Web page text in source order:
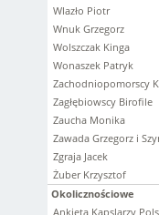
Wlazło Piotr
Wnuk Grzegorz
Wolszczak Kinga
Wonaszek Patryk
Zachodniopomorscy
Zagłębiowscy Birofile
Zaucha Monika
Zawada Grzegorz i
Zgraja Jacek
Żuber Krzysztof
Okolicznościowe
Ankieta Kapslarzy